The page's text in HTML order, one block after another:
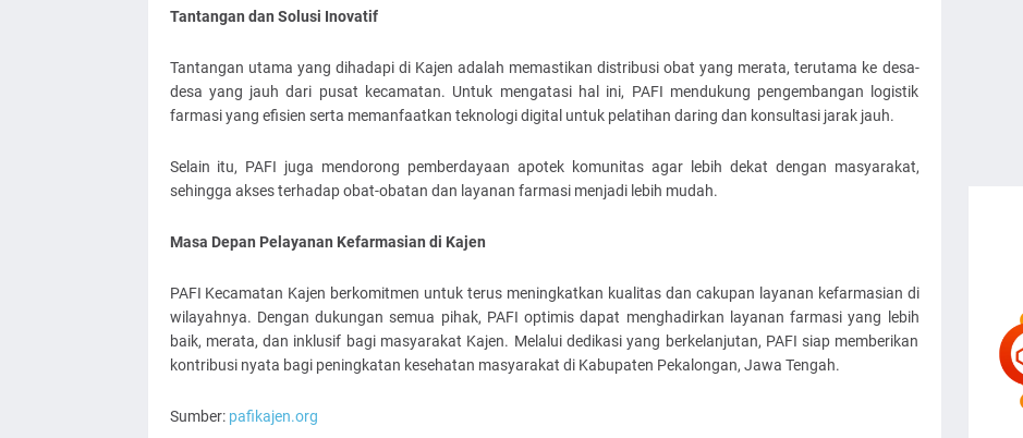
Tantangan dan Solusi Inovatif
Tantangan utama yang dihadapi di Kajen adalah memastikan distribusi obat yang merata, terutama ke desa-
desa yang jauh dari pusat kecamatan. Untuk mengatasi hal ini, PAFI mendukung pengembangan logistik
farmasi yang efisien serta memanfaatkan teknologi digital untuk pelatihan daring dan konsultasi jarak jauh.
Selain itu, PAFI juga mendorong pemberdayaan apotek komunitas agar lebih dekat dengan masyarakat,
sehingga akses terhadap obat-obatan dan layanan farmasi menjadi lebih mudah.
Masa Depan Pelayanan Kefarmasian di Kajen
PAFI Kecamatan Kajen berkomitmen untuk terus meningkatkan kualitas dan cakupan layanan kefarmasian di
wilayahnya. Dengan dukungan semua pihak, PAFI optimis dapat menghadirkan layanan farmasi yang lebih
baik, merata, dan inklusif bagi masyarakat Kajen. Melalui dedikasi yang berkelanjutan, PAFI siap memberikan
kontribusi nyata bagi peningkatan kesehatan masyarakat di Kabupaten Pekalongan, Jawa Tengah.
Sumber: pafikajen.org